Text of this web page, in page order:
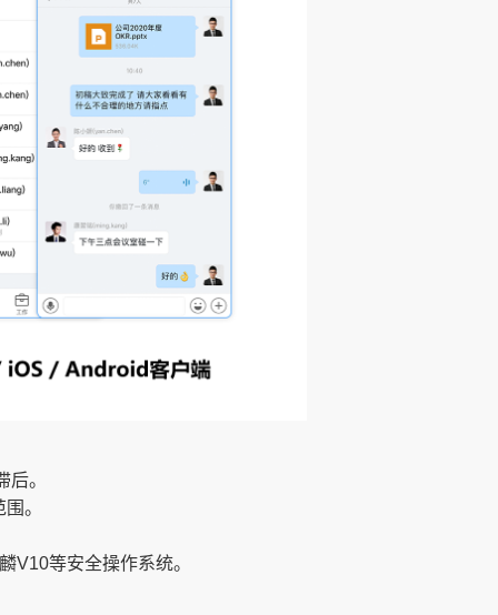
。
。
V10等安全操作系统。